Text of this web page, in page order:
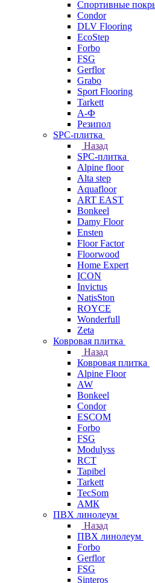
Спортивные
Condor
DLV Flooring
EcoStep
Forbo
FSG
Gerflor
Grabo
Sport Flooring
Tarkett
А-Ф
Резипол
SPC-плитка
Назад
SPC-плитка
Alpine floor
Alta step
Aquafloor
ART EAST
Bonkeel
Damy Floor
Ensten
Floor Factor
Floorwood
Home Expert
ICON
Invictus
NatisSton
ROYCE
Wonderfull
Zeta
Ковровая плитка
Назад
Ковровая плитка
Alpine Floor
AW
Bonkeel
Condor
ESCOM
Forbo
FSG
Modulyss
RCT
Tapibel
Tarkett
TecSom
АМК
ПВХ линолеум
Назад
ПВХ линолеум
Forbo
Gerflor
FSG
Sinteros